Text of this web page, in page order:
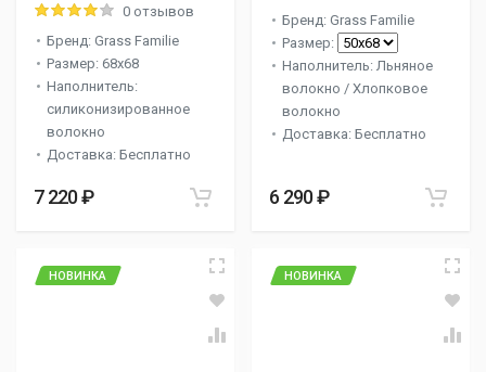
0 отзывов
Бренд: Grass Familie
Размер: 68x68
Наполнитель:
силиконизированное
волокно
Доставка: Бесплатно
7 220 ₽
Бренд: Grass Familie
Размер:
Наполнитель: Льняное
волокно / Хлопковое
волокно
Доставка: Бесплатно
6 290 ₽
НОВИНКА НОВИНКА